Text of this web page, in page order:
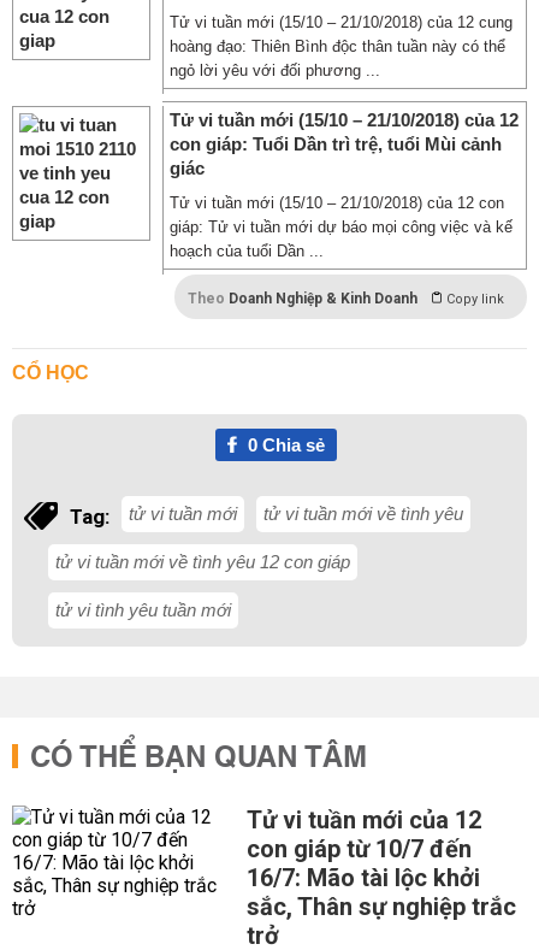
Tử vi tuần mới (15/10 – 21/10/2018) của 12 cung
hoàng đạo: Thiên Bình độc thân tuần này có thể
ngỏ lời yêu với đối phương ...
Tử vi tuần mới (15/10 – 21/10/2018) của 12
con giáp: Tuổi Dần trì trệ, tuổi Mùi cảnh
giác
Tử vi tuần mới (15/10 – 21/10/2018) của 12 con
giáp: Tử vi tuần mới dự báo mọi công việc và kế
hoạch của tuổi Dần ...
Theo Doanh Nghiệp & Kinh Doanh Copy link
CỔ HỌC
0Chia sẻ
Tag: tử vi tuần mới tử vi tuần mới về tình yêu
tử vi tuần mới về tình yêu 12 con giáp
tử vi tình yêu tuần mới
CÓ THỂ BẠN QUAN TÂM
Tử vi tuần mới của 12
con giáp từ 10/7 đến
16/7: Mão tài lộc khởi
sắc, Thân sự nghiệp trắc
trở